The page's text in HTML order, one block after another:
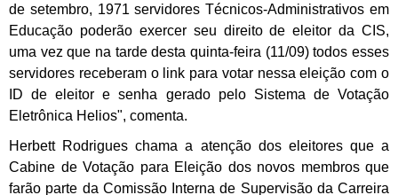
de setembro, 1971 servidores Técnicos-Administrativos em
Educação poderão exercer seu direito de eleitor da CIS,
uma vez que na tarde desta quinta-feira (11/09) todos esses
servidores receberam o link para votar nessa eleição com o
ID de eleitor e senha gerado pelo Sistema de Votação
Eletrônica Helios", comenta.
Herbett Rodrigues chama a atenção dos eleitores que a
Cabine de Votação para Eleição dos novos membros que
farão parte da Comissão Interna de Supervisão da Carreira